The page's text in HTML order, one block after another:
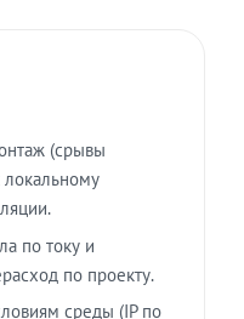
(срывы
локальному
по току и
по проекту.
среды (IP по